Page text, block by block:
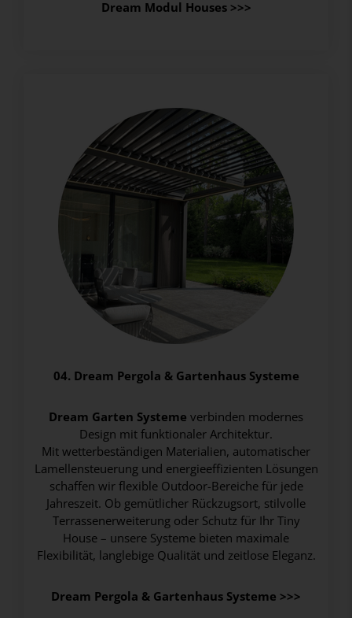
Dream Modul Houses >>>
04. Dream Pergola & Gartenhaus Systeme
Dream Garten Systeme verbinden modernes
Design mit funktionaler Architektur.
Mit wetterbeständigen Materialien, automatischer
Lamellensteuerung und energieeffizienten Lösungen
schaffen wir flexible Outdoor-Bereiche für jede
Jahreszeit. Ob gemütlicher Rückzugsort, stilvolle
Terrassenerweiterung oder Schutz für Ihr Tiny
House – unsere Systeme bieten maximale
Flexibilität, langlebige Qualität und zeitlose Eleganz.
Dream Pergola & Gartenhaus Systeme >>>